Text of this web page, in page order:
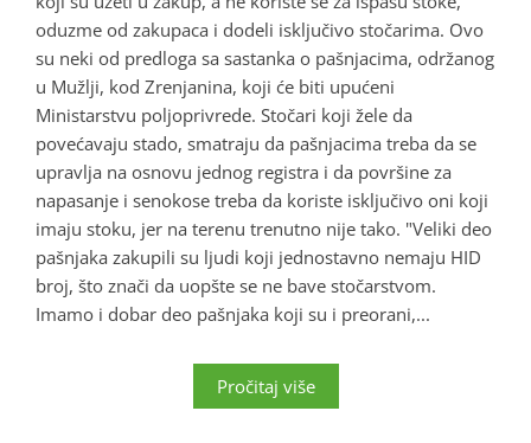
oduzme od zakupaca i dodeli isključivo stočarima. Ovo
su neki od predloga sa sastanka o pašnjacima, održanog
u Mužlji, kod Zrenjanina, koji će biti upućeni
Ministarstvu poljoprivrede. Stočari koji žele da
povećavaju stado, smatraju da pašnjacima treba da se
upravlja na osnovu jednog registra i da površine za
napasanje i senokose treba da koriste isključivo oni koji
imaju stoku, jer na terenu trenutno nije tako. "Veliki deo
pašnjaka zakupili su ljudi koji jednostavno nemaju HID
broj, što znači da uopšte se ne bave stočarstvom.
Imamo i dobar deo pašnjaka koji su i preorani,...
Pročitaj više